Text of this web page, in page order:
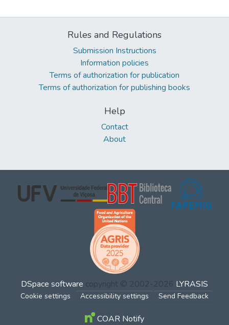
Rules and Regulations
Submission Instructions
Information policies
Terms of authorization for publication
Terms of authorization for publishing books
Help
Contact
About
DSpace software copyright © 2002-2026 LYRASIS
Cookie settings Accessibility settings Send Feedback
COAR Notify